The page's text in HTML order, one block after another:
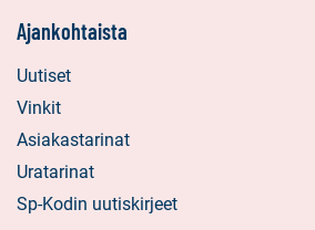
Ajankohtaista
Uutiset
Vinkit
Asiakastarinat
Uratarinat
Sp-Kodin uutiskirjeet